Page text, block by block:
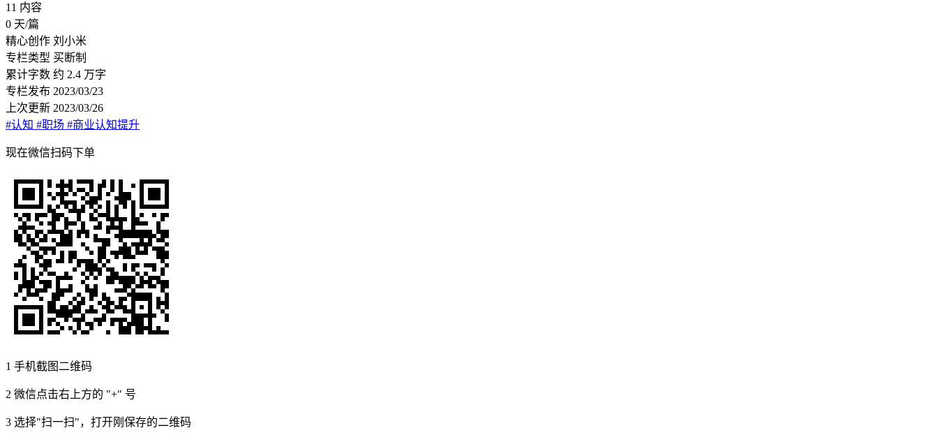
11 内容
0 天/篇
精心创作 刘小米
专栏类型 买断制
累计字数 约 2.4 万字
专栏发布 2023/03/23
上次更新 2023/03/26
#认知 #职场 #商业认知提升
现在微信扫码下单
1 手机截图二维码
2 微信点击右上方的 "+" 号
3 选择"扫一扫"，打开刚保存的二维码